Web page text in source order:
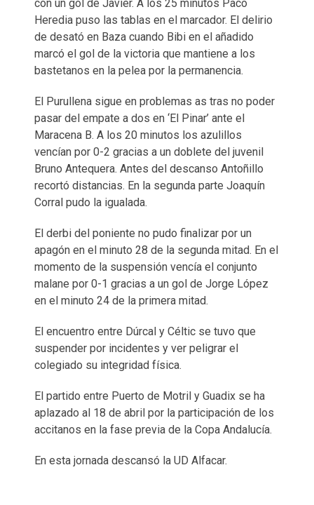
con un gol de Javier. A los 25 minutos Paco
Heredia puso las tablas en el marcador. El delirio
de desató en Baza cuando Bibi en el añadido
marcó el gol de la victoria que mantiene a los
bastetanos en la pelea por la permanencia.
El Purullena sigue en problemas as tras no poder
pasar del empate a dos en ‘El Pinar’ ante el
Maracena B. A los 20 minutos los azulillos
vencían por 0-2 gracias a un doblete del juvenil
Bruno Antequera. Antes del descanso Antoñillo
recortó distancias. En la segunda parte Joaquín
Corral pudo la igualada.
El derbi del poniente no pudo finalizar por un
apagón en el minuto 28 de la segunda mitad. En el
momento de la suspensión vencía el conjunto
malane por 0-1 gracias a un gol de Jorge López
en el minuto 24 de la primera mitad.
El encuentro entre Dúrcal y Céltic se tuvo que
suspender por incidentes y ver peligrar el
colegiado su integridad física.
El partido entre Puerto de Motril y Guadix se ha
aplazado al 18 de abril por la participación de los
accitanos en la fase previa de la Copa Andalucía.
En esta jornada descansó la UD Alfacar.